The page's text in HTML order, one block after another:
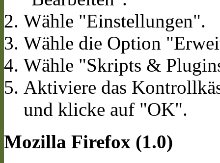
Wähle "Einstellungen".
Wähle die Option
Wähle "Skripts &
Aktiviere das
und klicke auf "OK".
Mozilla Firefox (1.0)